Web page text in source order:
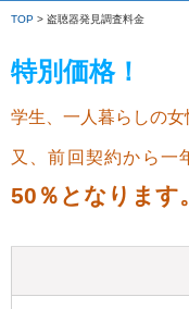
TOP > 盗聴器発見調査料金
特別価格！
学生、一人暮らしの女
又、前回契約から一
50％となります。